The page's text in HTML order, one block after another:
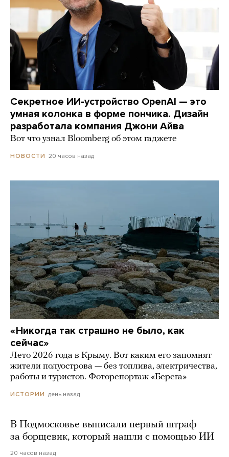
Секретное ИИ-устройство OpenAI — это
умная колонка в форме пончика. Дизайн
разработала компания Джони Айва
Вот что узнал Bloomberg об этом гаджете
НОВОСТИ 20 часов назад
«Никогда так страшно не было, как
сейчас»
Лето 2026 года в Крыму. Вот каким его запомнят
жители полуострова — без топлива, электричества,
работы и туристов. Фоторепортаж «Берега»
ИСТОРИИ день назад
В Подмосковье выписали первый штраф
за борщевик, который нашли с помощью ИИ
20 часов назад